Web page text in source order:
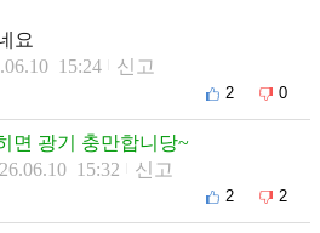
요
15:24 신고
2 0
면 광기 충만합니당~
26.06.10 15:32 신고
2 2